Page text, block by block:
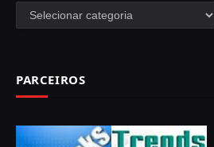
Categorias
PARCEIROS